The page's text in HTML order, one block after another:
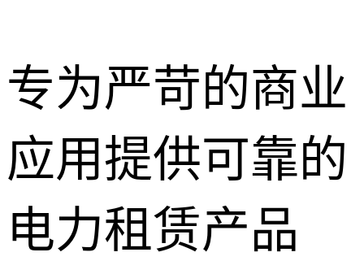
专为严苛的商业
应用提供可靠的
电力租赁产品
深圳租赁服
惠州租赁服
务
东莞租赁服